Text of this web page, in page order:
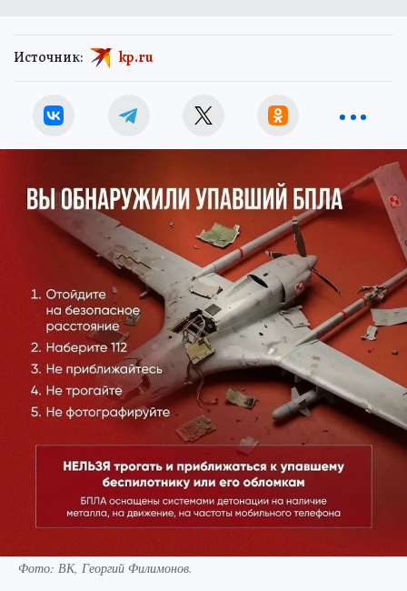
Источник: kp.ru
Фото: ВК, Георгий Филимонов.